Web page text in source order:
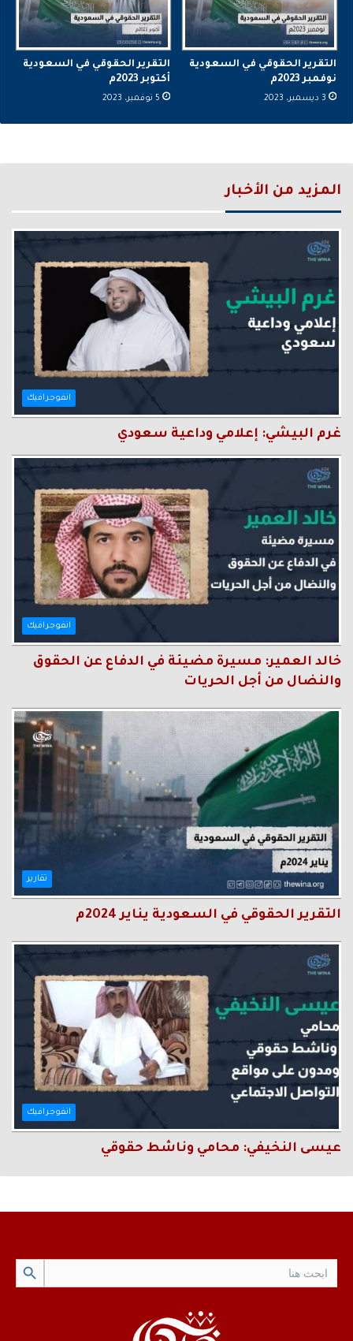
التقرير الحقوقي في السعودية
نوفمبر 2023م
3 ديسمبر، 2023
التقرير الحقوقي في السعودية
أكتوبر 2023م
5 نوفمبر، 2023
المزيد من الأخبار
انفوجرافيك
غرم البيشي: إعلامي وداعية سعودي
انفوجرافيك
خالد العمير: مسيرة مضيئة في الدفاع عن الحقوق
والنضال من أجل الحريات
تقارير
التقرير الحقوقي في السعودية يناير 2024م
انفوجرافيك
عيسى النخيفي: محامي وناشط حقوقي
Search
Search Button